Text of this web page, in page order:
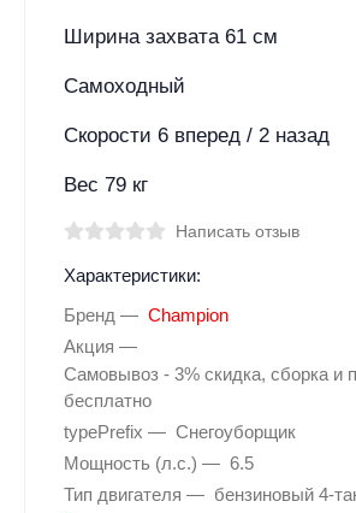
Ширина захвата 61 см
Самоходный
Скорости 6 вперед / 2 назад
Вес 79 кг
Написать отзыв
Характеристики:
Бренд
Champion
Акция
Самовывоз - 3% скидка, сборка и
бесплатно
typePrefix
Снегоуборщик
Мощность (л.с.)
6.5
Тип двигателя
бензиновый 4-